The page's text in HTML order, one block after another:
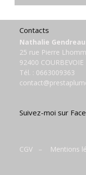
Contacts
Nathalie Gendreau
25 rue Pierre
92400 COURBEVOIE
Tél. : 0663009363
Suivez-moi sur
CGV – Mentions